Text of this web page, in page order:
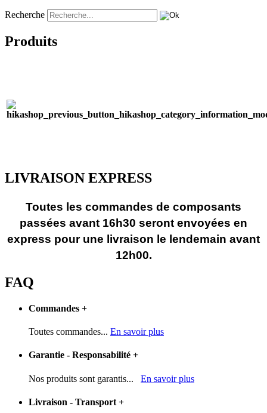
Recherche
Produits
LIVRAISON EXPRESS
Toutes les commandes de composants
passées avant 16h30 seront envoyées en
express pour une livraison le lendemain avant
12h00.
FAQ
Commandes +
Toutes commandes... En savoir plus
Garantie - Responsabilité +
Nos produits sont garantis... En savoir plus
Livraison - Transport +